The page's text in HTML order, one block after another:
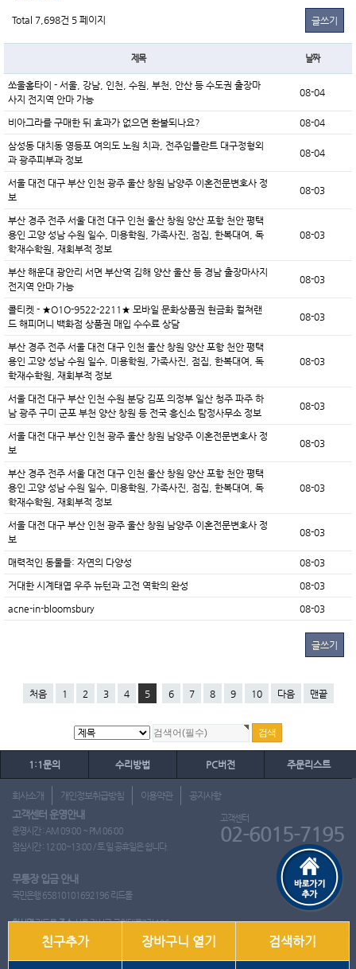
Total 7,698건 5 페이지 글쓰기
제목 날짜
쏘울홈타이 - 서울, 강남, 인천, 수원, 부천, 안산 등 수도권 출장마
사지 전지역 안마 가능
08-04
비아그라를 구매한 뒤 효과가 없으면 환불되나요? 08-04
삼성동 대치동 영등포 여의도 노원 치과, 전주임플란트 대구정형외
과 광주피부과 정보
08-04
서울 대전 대구 부산 인천 광주 울산 창원 남양주 이혼전문변호사 정
보
08-03
부산 경주 전주 서울 대전 대구 인천 울산 창원 양산 포항 천안 평택
용인 고양 성남 수원 일수, 미용학원, 가족사진, 점집, 한복대여, 독
학재수학원, 재회부적 정보
08-03
부산 해운대 광안리 서면 부산역 김해 양산 울산 등 경남 출장마사지
전지역 안마 가능
08-03
콜티켓 - ★O1O-9522-2211★ 모바일 문화상품권 현금화 컬쳐랜
드 해피머니 백화점 상품권 매입 수수료 상담
08-03
부산 경주 전주 서울 대전 대구 인천 울산 창원 양산 포항 천안 평택
용인 고양 성남 수원 일수, 미용학원, 가족사진, 점집, 한복대여, 독
학재수학원, 재회부적 정보
08-03
서울 대전 대구 부산 인천 수원 분당 김포 의정부 일산 청주 파주 하
남 광주 구미 군포 부천 양산 창원 등 전국 흥신소 탐정사무소 정보
08-03
서울 대전 대구 부산 인천 광주 울산 창원 남양주 이혼전문변호사 정
보
08-03
부산 경주 전주 서울 대전 대구 인천 울산 창원 양산 포항 천안 평택
용인 고양 성남 수원 일수, 미용학원, 가족사진, 점집, 한복대여, 독
학재수학원, 재회부적 정보
08-03
서울 대전 대구 부산 인천 광주 울산 창원 남양주 이혼전문변호사 정
보
08-03
매력적인 동물들: 자연의 다양성 08-03
거대한 시계태엽 우주 뉴턴과 고전 역학의 완성 08-03
acne-in-bloomsbury 08-03
글쓰기
처음 1 2 3 4 5 6 7 8 9 10 다음 맨끝
1:1문의 수리방법 PC버전 주문리스트
회사소개 개인정보취급방침 이용약관 공지사항
고객센터 운영안내
운영시간 : AM 09:00 ~ PM 06:00
점심시간 : 12:00~13:00 / 토.일.공휴일은 쉽니다.
고객센터
02-6015-7195
무통장 입금 안내
국민은행 65810101692196 리드몰
회사명리드몰주소서울 강서구 국회대로7길 126
사업자 등록번호412-10-97537 이영은전화02-6015-7195
친구추가 장바구니 열기 검색하기